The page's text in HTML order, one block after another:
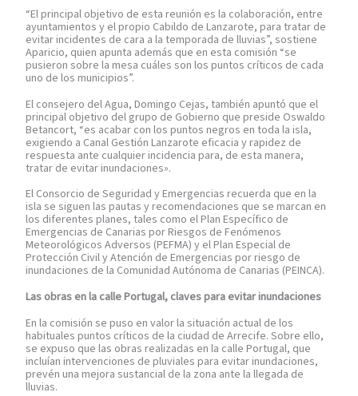
“El principal objetivo de esta reunión es la colaboración, entre
ayuntamientos y el propio Cabildo de Lanzarote, para tratar de
evitar incidentes de cara a la temporada de lluvias”, sostiene
Aparicio, quien apunta además que en esta comisión “se
pusieron sobre la mesa cuáles son los puntos críticos de cada
uno de los municipios”.
El consejero del Agua, Domingo Cejas, también apuntó que el
principal objetivo del grupo de Gobierno que preside Oswaldo
Betancort, “es acabar con los puntos negros en toda la isla,
exigiendo a Canal Gestión Lanzarote eficacia y rapidez de
respuesta ante cualquier incidencia para, de esta manera,
tratar de evitar inundaciones».
El Consorcio de Seguridad y Emergencias recuerda que en la
isla se siguen las pautas y recomendaciones que se marcan en
los diferentes planes, tales como el Plan Específico de
Emergencias de Canarias por Riesgos de Fenómenos
Meteorológicos Adversos (PEFMA) y el Plan Especial de
Protección Civil y Atención de Emergencias por riesgo de
inundaciones de la Comunidad Autónoma de Canarias (PEINCA).
Las obras en la calle Portugal, claves para evitar inundaciones
En la comisión se puso en valor la situación actual de los
habituales puntos críticos de la ciudad de Arrecife. Sobre ello,
se expuso que las obras realizadas en la calle Portugal, que
incluían intervenciones de pluviales para evitar inundaciones,
prevén una mejora sustancial de la zona ante la llegada de
lluvias.